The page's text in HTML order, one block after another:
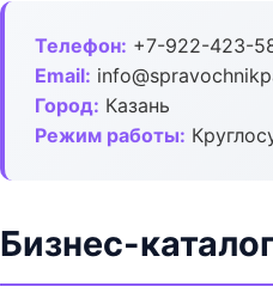
Телефон: +7-922-423-
Email:
Город: Казань
Режим работы:
Бизнес-